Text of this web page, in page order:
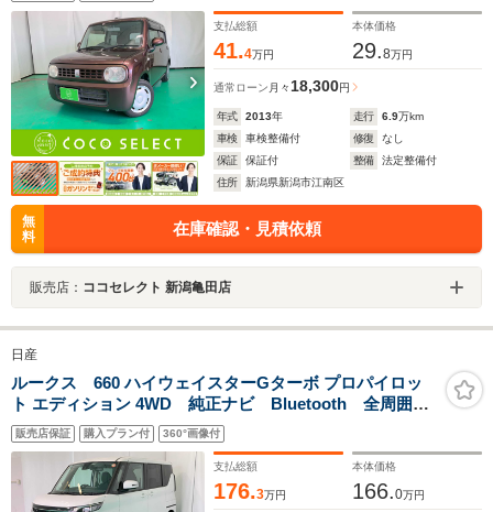
支払総額
41.4万円
本体価格
29.8万円
通常ローン 月々 18,300円
年式 2013年 走行 6.9万km
車検
車検整備付 修復
なし
保証
保証付 整備
法定整備付
住所
新潟県新潟市江南区
無
料
在庫確認・見積依頼
販売店： ココセレクト 新潟亀田店
日産
ルークス 660 ハイウェイスターGターボ プロパイロッ
ト エディション 4WD 純正ナビ Bluetooth 全周囲カ
メラ 両側電動スライドドア シートヒーター ブレー
キホールド 衝突被害軽減ブレーキ コーナーセンサ
ー クルーズコントロール LEDヘッドライト・フォグ
ランプ 純正15AW
販売店保証 購入プラン付 360°画像付
支払総額
176.3万円
本体価格
166.0万円